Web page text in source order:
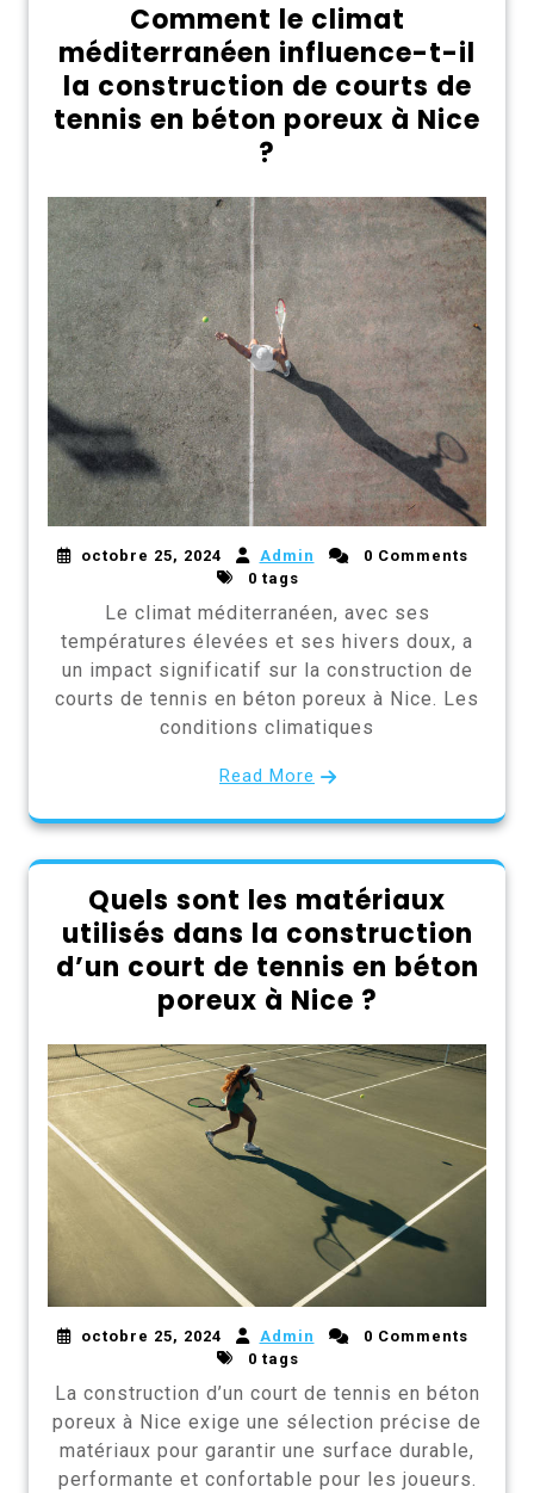
Comment le climat
méditerranéen influence-t-il
la construction de courts de
tennis en béton poreux à Nice
?
octobre 25, 2024 Admin
0 Comments
0 tags
Le climat méditerranéen, avec ses
températures élevées et ses hivers doux, a
un impact significatif sur la construction de
courts de tennis en béton poreux à Nice. Les
conditions climatiques
Read More
Quels sont les matériaux
utilisés dans la construction
d’un court de tennis en béton
poreux à Nice ?
octobre 25, 2024 Admin
0 Comments
0 tags
La construction d’un court de tennis en béton
poreux à Nice exige une sélection précise de
matériaux pour garantir une surface durable,
performante et confortable pour les joueurs.